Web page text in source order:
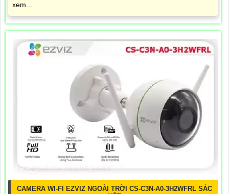
xem...
CAMERA WI-FI EZVIZ NGOÀI TRỜI CS-C3N-A0-3H2WFRL SẮC